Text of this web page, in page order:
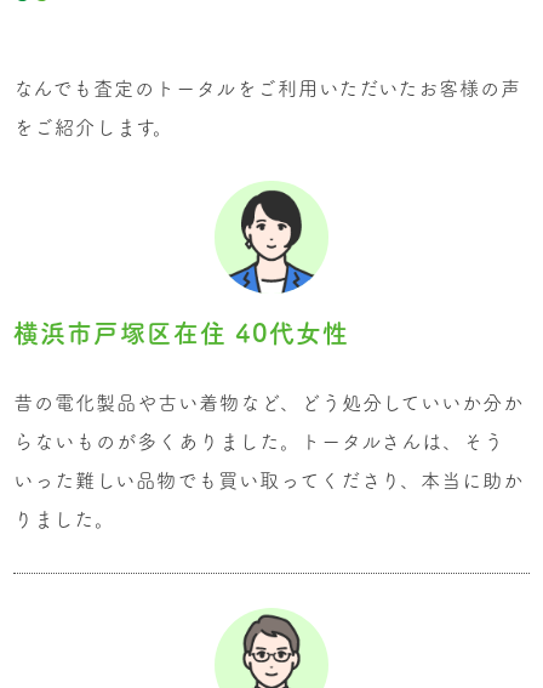
なんでも査定のトータルをご利用いただいたお客様の声
をご紹介します。
横浜市戸塚区在住 40代女性
昔の電化製品や古い着物など、どう処分していいか分か
らないものが多くありました。トータルさんは、そう
いった難しい品物でも買い取ってくださり、本当に助か
りました。